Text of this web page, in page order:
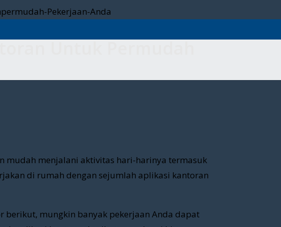
Untuk Permudah
mudah menjalani aktivitas hari-harinya termasuk
di rumah dengan sejumlah aplikasi kantoran
berikut, mungkin banyak pekerjaan Anda dapat